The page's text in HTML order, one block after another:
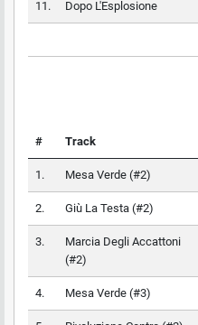
11. Dopo L'Esplosione
# Track
1. Mesa Verde (#2)
2. Giù La Testa (#2)
3.
Marcia Degli Accattoni
(#2)
4. Mesa Verde (#3)